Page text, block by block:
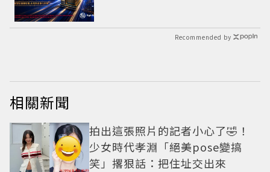
Recommended by
相關新聞
拍出這張照片的記者小心了🤣！
少女時代孝淵「絕美pose變搞
笑」撂狠話：把住址交出來